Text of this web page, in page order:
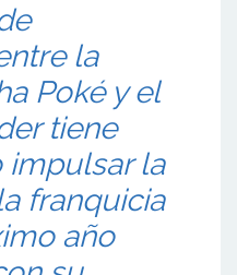
la
Poké y el
tiene
impulsar la
franquicia
año